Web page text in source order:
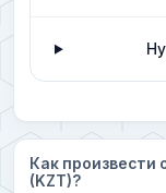
Как произвести
(KZT)?